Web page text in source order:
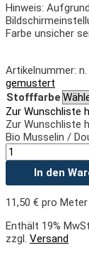
Hinweis:
Farbe unsicher
Artikelnummer: n.
gemustert
Stofffarbe
Zur Wunschliste
Zur Wunschliste
Bio Musselin /
In den
11,50 € pro Meter
Enthält 19%
zzgl. Versand